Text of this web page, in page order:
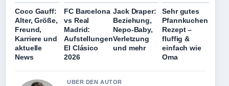
Coco Gauff:
Alter, Größe,
Freund,
Karriere und
aktuelle
News
FC Barcelona
vs Real
Madrid:
Aufstellungen
El Clásico
2026
Jack Draper:
Beziehung,
Nepo-Baby,
Verletzung
und mehr
Sehr gutes
Pfannkuchen
Rezept –
fluffig &
einfach wie
Oma
UBER DEN AUTOR